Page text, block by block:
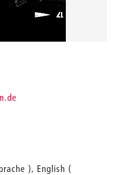
), English (